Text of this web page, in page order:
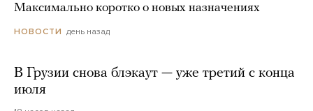
Максимально коротко о новых назначениях
НОВОСТИ день назад
В Грузии снова блэкаут — уже третий с конца
июля